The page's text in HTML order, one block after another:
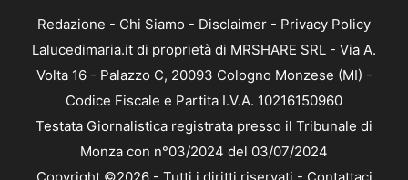
Redazione - Chi Siamo - Disclaimer - Privacy Policy
Lalucedimaria.it di proprietà di MRSHARE SRL - Via A.
Volta 16 - Palazzo C, 20093 Cologno Monzese (MI) -
Codice Fiscale e Partita I.V.A. 10216150960
Testata Giornalistica registrata presso il Tribunale di
Monza con n°03/2024 del 03/07/2024